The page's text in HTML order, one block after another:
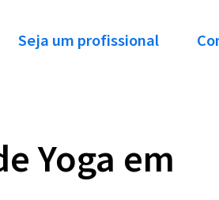
Seja um profissional
Yoga em